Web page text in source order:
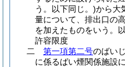
う。以下同じ。)から大
量について、排出口の
を加えたものをいう。
許容限度
二
第一項第二号のばい
に係るばい煙関係施設